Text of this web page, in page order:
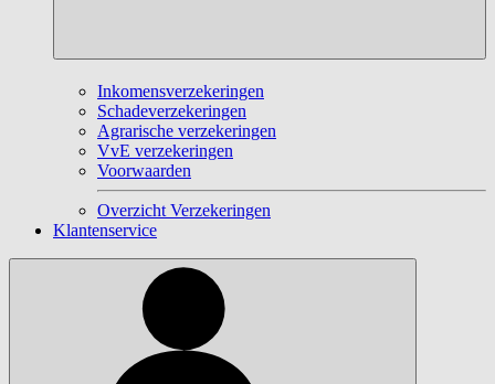
Inkomensverzekeringen
Schadeverzekeringen
Agrarische verzekeringen
VvE verzekeringen
Voorwaarden
Overzicht Verzekeringen
Klantenservice